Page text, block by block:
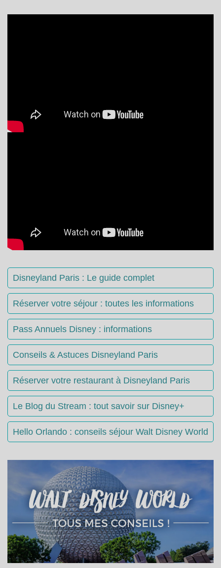
Disneyland Paris : Le guide complet
Réserver votre séjour : toutes les informations
Pass Annuels Disney : informations
Conseils & Astuces Disneyland Paris
Réserver votre restaurant à Disneyland Paris
Le Blog du Stream : tout savoir sur Disney+
Hello Orlando : conseils séjour Walt Disney World